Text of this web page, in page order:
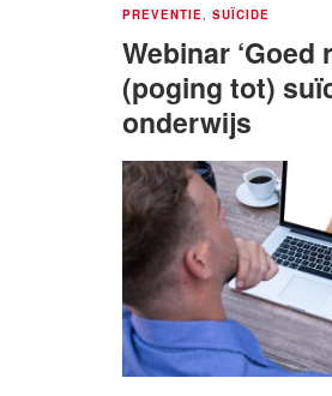
PREVENTIE SUÏCIDE
Webinar ‘Goed
(poging tot)
onderwijs